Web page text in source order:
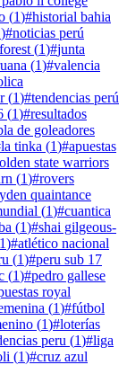
(1)#historial bahia
)#noticias perú
(1)#junta
(1)#valencia
(1)#tendencias perú
(1)#resultados
de goleadores
la tinka (1)#apuestas
state warriors
(1)#rovers
quaintance
(1)#cuantica
(1)#shai gilgeous-
1)#atlético nacional
(1)#peru sub 17
(1)#pedro gallese
royal
(1)#fútbol
(1)#loterías
peru (1)#liga
(1)#cruz azul